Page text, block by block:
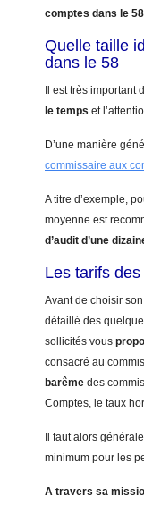
comptes dans le 58
Quelle taille
dans le 58
Il est très important
le temps et
D’une manière
commissaire aux
A titre d’exemple,
moyenne est
d’audit d’une
Les tarifs
Avant de choisir
détaillé des
sollicités vous
consacré au
barême des
Comptes, le taux
Il faut alors
minimum pour les
A travers sa